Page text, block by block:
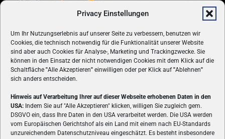
Privacy Einstellungen
Um Ihr Nutzungserlebnis auf unserer Seite zu verbessern, benutzen wir
Cookies, die technisch notwendig für die Funktionalität unserer Website
sind aber auch Cookies für Analyse-, Marketing und Trackingzwecke. Sie
können in den Einsatz der nicht notwendigen Cookies mit dem Klick auf die
Schaltfläche "Alle Akzeptieren" einwilligen oder per Klick auf"Ablehnen"
sich anders entscheiden.
Hinweis auf Verarbeitung Ihrer auf dieser Webseite erhobenen Daten in den
USA: Indem Sie auf "Alle Akzeptieren" klicken, willigen Sie zugleich gem.
DSGVO ein, dass Ihre Daten in den USA verarbeitet werden. Die USA werden
vom Europäischen Gerichtshof als ein Land mit einem nach EU-Standards
unzureichendem Datenschutzniveau eingeschätzt. Es besteht insbesondere
ÜBER UNS
VON GAMERN, FÜR GAMER! Gamers.at ist das älteste Online-